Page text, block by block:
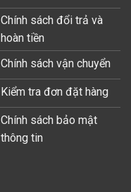
Chính sách đổi trả và
hoàn tiền
Chính sách vận chuyển
Kiểm tra đơn đặt hàng
Chính sách bảo mật
thông tin